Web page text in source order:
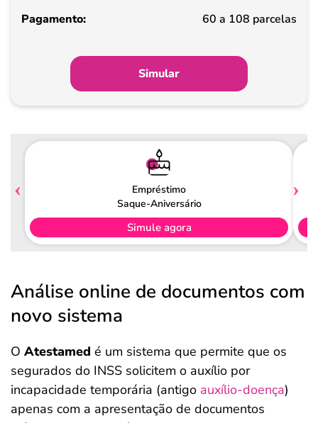
Pagamento
60 a 108 parcelas
Simular
Empréstimo
Saque-Aniversário
Simule agora
Análise online de documentos com
novo sistema
O Atestamed é um sistema que permite que os
segurados do INSS solicitem o auxílio por
incapacidade temporária (antigo auxílio-doença)
apenas com a apresentação de documentos